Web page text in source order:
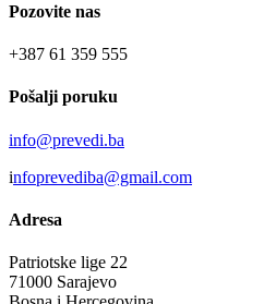
Pozovite nas
+387 61 359 555
Pošalji poruku
info@prevedi.ba
infoprevediba@gmail.com
Adresa
Patriotske lige 22
71000 Sarajevo